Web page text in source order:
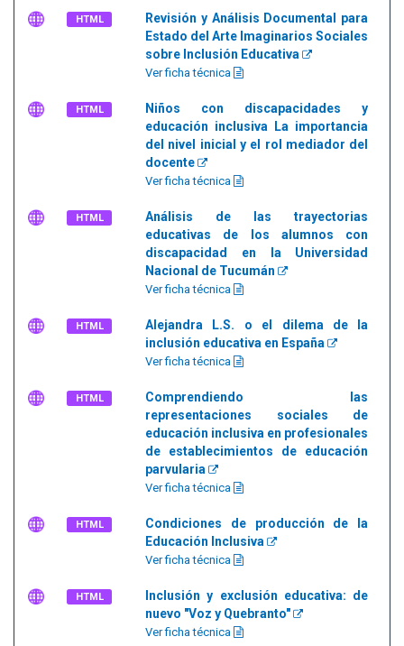
HTML
Revisión y Análisis Documental para
Estado del Arte Imaginarios Sociales
sobre Inclusión Educativa
Ver ficha técnica
HTML
Niños con discapacidades y
educación inclusiva La importancia
del nivel inicial y el rol mediador del
docente
Ver ficha técnica
HTML
Análisis de las trayectorias
educativas de los alumnos con
discapacidad en la Universidad
Nacional de Tucumán
Ver ficha técnica
HTML
Alejandra L.S. o el dilema de la
inclusión educativa en España
Ver ficha técnica
HTML
Comprendiendo las
representaciones sociales de
educación inclusiva en profesionales
de establecimientos de educación
parvularia
Ver ficha técnica
HTML
Condiciones de producción de la
Educación Inclusiva
Ver ficha técnica
HTML
Inclusión y exclusión educativa: de
nuevo "Voz y Quebranto"
Ver ficha técnica